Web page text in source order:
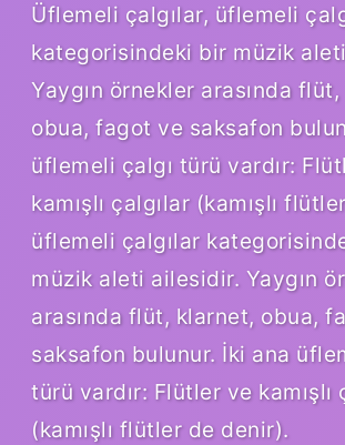
Üflemeli çalgılar, üflemeli
kategorisindeki bir müzik
Yaygın örnekler arasında
obua, fagot ve saksafon
üflemeli çalgı türü vardır:
kamışlı çalgılar (kamışlı
üflemeli çalgılar
müzik aleti ailesidir. Yaygın
arasında flüt, klarnet, obua,
saksafon bulunur. İki ana
türü vardır: Flütler ve kamışlı
(kamışlı flütler de denir).